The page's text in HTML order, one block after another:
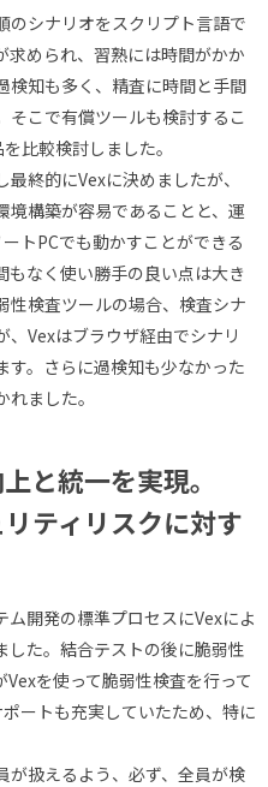
のシナリオをスクリプト言語で
求められ、習熟には時間がかか
検知も多く、精査に時間と手間
そこで有償ツールも検討するこ
比較検討しました。
終的にVexに決めましたが、
境構築が容易であることと、運
トPCでも動かすことができる
もなく使い勝手の良い点は大き
性検査ツールの場合、検査シナ
、Vexはブラウザ経由でシナリ
す。さらに過検知も少なかった
ました。
と統一を実現。
ティリスクに対す
開発の標準プロセスにVexによ
した。結合テストの後に脆弱性
を使って脆弱性検査を行って
ートも充実していたため、特に
が扱えるよう、必ず、全員が検